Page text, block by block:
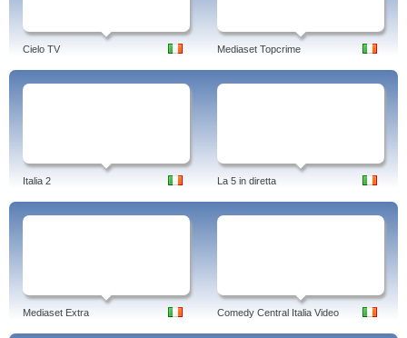
Cielo TV Mediaset Topcrime
Italia 2 La 5 in diretta
Mediaset Extra Comedy Central Italia Video